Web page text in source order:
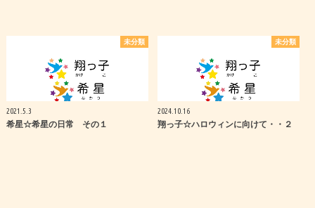
未分類
2021.5.3
希星☆希星の日常 その１
未分類
2024.10.16
翔っ子☆ハロウィンに向けて・・２